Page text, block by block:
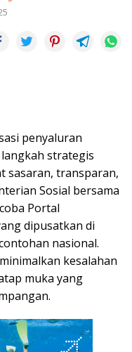
penyaluran
strategis
sasaran, transparan,
Sosial bersama
Portal
dipusatkan di
nasional.
kesalahan
muka yang